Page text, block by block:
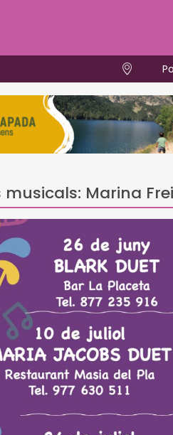
musicals: Marina